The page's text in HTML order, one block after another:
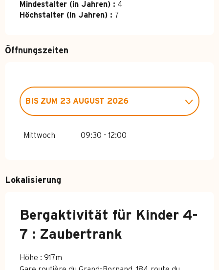
Mindestalter (in Jahren) : 4
Höchstalter (in Jahren) : 7
Öffnungszeiten
2026
BIS ZUM 23 AUGUST 2026
Mittwoch 09:30 - 12:00
Lokalisierung
Bergaktivität für Kinder 4-
7 : Zaubertrank
Höhe : 917m